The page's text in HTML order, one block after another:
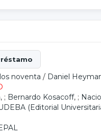
noventa / Daniel
, ; Bernardo Kosacoff, ;
(Editorial